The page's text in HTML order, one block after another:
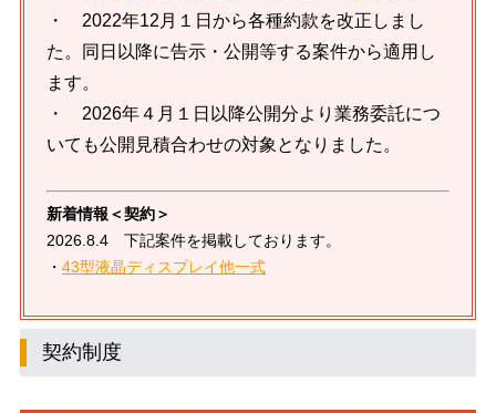
・ 2022年12月１日から各種約款を改正しまし
た。同日以降に告示・公開等する案件から適用し
ます。
・ 2026年４月１日以降公開分より業務委託につ
いても公開見積合わせの対象となりました。
新着情報＜契約＞
2026.8.4 下記案件を掲載しております。
・ 43型液晶ディスプレイ他一式
契約制度